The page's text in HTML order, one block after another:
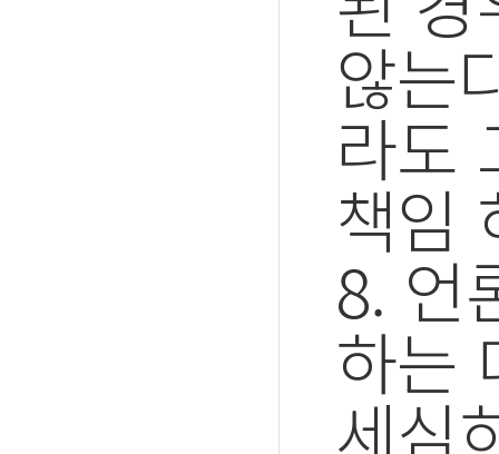
않는
라도
책임
8. 언
하는
세심